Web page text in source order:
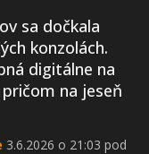
sa dočkala
konzolách.
digitálne na
na jeseň
3.6.2026 o 21:03 pod